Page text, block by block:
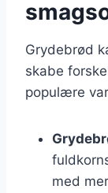
Grydebrød
skabe
populære
med